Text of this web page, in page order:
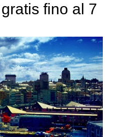
fino al 7